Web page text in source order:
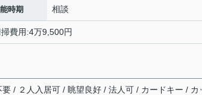
時期 相談
費用:4万9,500円
/ ２人入居可 / 眺望良好 / 法人可 / カードキー / カ